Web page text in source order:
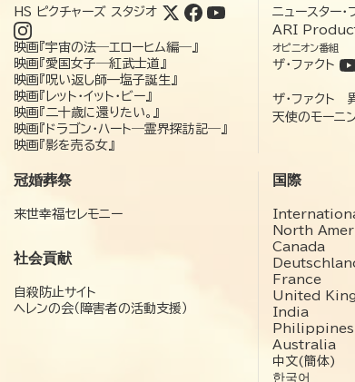
HS ピクチャーズ スタジオ
映画『宇宙の法―エローヒム編―』
映画『愛国女子―紅武士道』
映画『呪い返し師—塩子誕生』
映画『レット・イット・ビー』
映画『二十歳に還りたい。』
映画『ドラゴン・ハート―霊界探訪記―』
映画『影を売る女』
ニュースター・
ARI
オピニオン番組
ザ・ファクト
ザ・ファクト
天使のモーニ
冠婚葬祭
来世幸福セレモニー
社会貢献
自殺防止サイト
ヘレンの会（障害者の活動支援）
国際
North
Canada
France
United
India
Philippines
Australia
中文(簡体)
한국어